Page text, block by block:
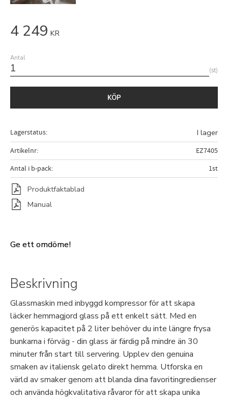
4 249 KR
Antal
st
KÖP
Lagerstatus I lager
Artikelnr
EZ7405
Antal i b-pack
1st
Produktfaktablad
Manual
Ge ett omdöme!
Beskrivning
Glassmaskin med inbyggd kompressor för att skapa
läcker hemmagjord glass på ett enkelt sätt. Med en
generös kapacitet på 2 liter behöver du inte längre frysa
bunkarna i förväg - din glass är färdig på mindre än 30
minuter från start till servering. Upplev den genuina
smaken av italiensk gelato direkt hemma. Utforska en
värld av smaker genom att blanda dina favoritingredienser
och använda högkvalitativa råvaror för att skapa unika